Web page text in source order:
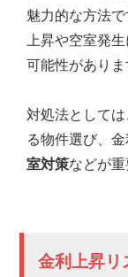
い
プ
ラ
ン
グ
ご
魅力的な方法
上昇や空室発
可能性がありま
対処法として
る物件選び、
室対策などが重
金利上昇リ